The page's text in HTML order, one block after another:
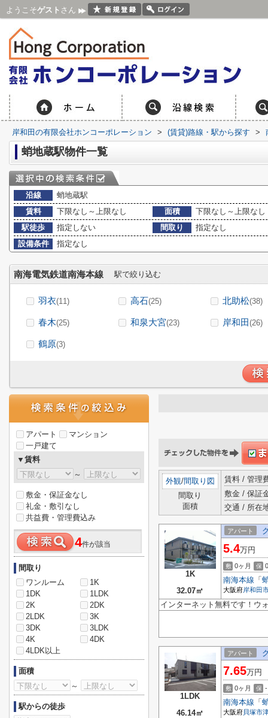
ようこそゲスト さん
岸和田の有限会社ホンコーポレーション > (賃貸)路線・駅から探す >
蛸地蔵駅物件一覧
沿線
蛸地蔵駅
賃料
下限なし～上限なし 面積
下限なし～上限なし
駅徒歩
指定しない 間取り
指定なし
設備条件
指定なし
南海電気鉄道南海本線 駅で絞り込む
羽衣(11) 高石(25) 北助松(38)
春木(25) 和泉大宮(23) 岸和田(26)
鶴原(3)
外観/間取り図
間取り
面積
賃料 / 管理
敷金 / 保証
交通 / 所在
1K
32.07㎡
アパート
5.4万円
敷 0ヶ月 保
南海本線 「
大阪府岸和田
インターネット無料です！ウ
1LDK
46.14㎡
アパート
7.65万円
敷 0ヶ月 保 -
南海本線 「
大阪府貝塚市
アパート
マンション
一戸建て
▼賃料
～
敷金・保証金なし
礼金・敷引なし
共益費・管理費込み
4件が該当
間取り
ワンルーム
1K
1DK
1LDK
2K
2DK
2LDK
3K
3DK
3LDK
4K
4DK
4LDK以上
面積
～
駅からの徒歩